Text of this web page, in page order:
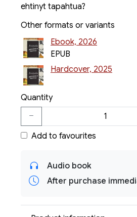
ehtinyt tapahtua?
Other formats or variants
Ebook, 2026
EPUB
Hardcover, 2025
Quantity
Add to favourites
Audio book
After purchase